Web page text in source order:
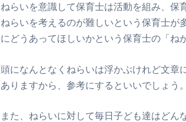
ねらいを意識して保育士は活動を組み、保
ねらいを考えるのが難しいという保育士が
にどうあってほしいかという保育士の「ね
頭になんとなくねらいは浮かぶけれど文章
ありますから、参考にするといいでしょう。
また、ねらいに対して毎日子ども達はどん